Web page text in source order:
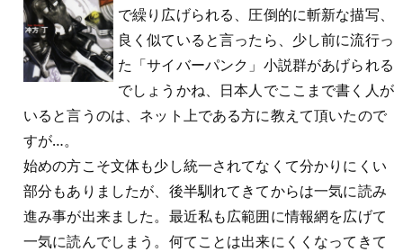
で繰り広げられる、圧倒的に斬新な描写、
良く似ていると言ったら、少し前に流行っ
た「サイバーパンク」小説群があげられる
でしょうかね、日本人でここまで書く人が
いると言うのは、ネット上である方に教えて頂いたので
すが…。
始めの方こそ文体も少し統一されてなくて分かりにくい
部分もありましたが、後半馴れてきてからは一気に読み
進み事が出来ました。最近私も広範囲に情報網を広げて
一気に読んでしまう。何てことは出来にくくなってきて